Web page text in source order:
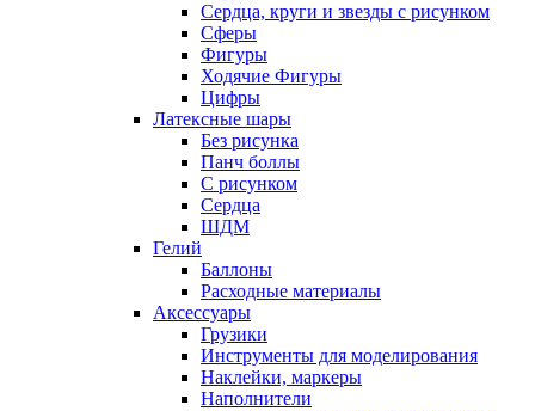
Сердца, круги и звезды с рисунком
Сферы
Фигуры
Ходячие Фигуры
Цифры
Латексные шары
Без рисунка
Панч боллы
С рисунком
Сердца
ШДМ
Гелий
Баллоны
Расходные материалы
Аксессуары
Грузики
Инструменты для моделирования
Наклейки, маркеры
Наполнители